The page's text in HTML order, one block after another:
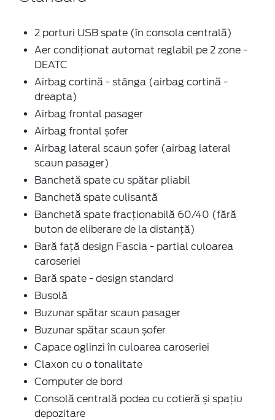
2 porturi USB spate (în consola centrală)
Aer condiționat automat reglabil pe 2 zone -
DEATC
Airbag cortină - stânga (airbag cortină -
dreapta)
Airbag frontal pasager
Airbag frontal șofer
Airbag lateral scaun șofer (airbag lateral
scaun pasager)
Banchetă spate cu spătar pliabil
Banchetă spate culisantă
Banchetă spate fracționabilă 60/40 (fără
buton de eliberare de la distanță)
Bară față design Fascia - partial culoarea
caroseriei
Bară spate - design standard
Busolă
Buzunar spătar scaun pasager
Buzunar spătar scaun șofer
Capace oglinzi în culoarea caroseriei
Claxon cu o tonalitate
Computer de bord
Consolă centrală podea cu cotieră și spațiu
depozitare